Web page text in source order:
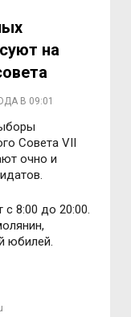
на
В 09:01
Совета VII
очно и
с 8:00 до 20:00.
юбилей.